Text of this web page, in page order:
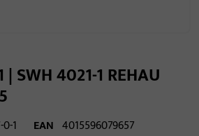
SWH 4021-1 REHAU
1 EAN 4015596079657